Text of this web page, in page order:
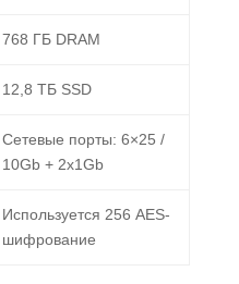
768 ГБ DRAM
12,8 ТБ SSD
Сетевые порты: 6×25 /
10Gb + 2x1Gb
Используется 256 AES-
шифрование